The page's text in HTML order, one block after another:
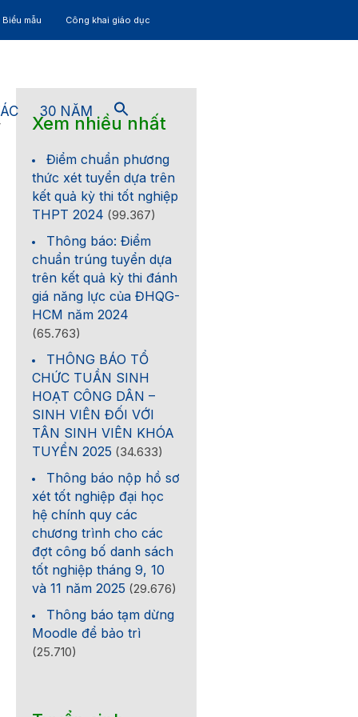
mẫu Công khai giáo dục
30 NĂM
Xem nhiều nhất
Điểm chuẩn phương
thức xét tuyển dựa trên
kết quả kỳ thi tốt nghiệp
THPT 2024 (99.367)
Thông báo: Điểm
chuẩn trúng tuyển dựa
trên kết quả kỳ thi đánh
giá năng lực của ĐHQG-
HCM năm 2024
(65.763)
THÔNG BÁO TỔ
CHỨC TUẦN SINH
HOẠT CÔNG DÂN –
SINH VIÊN ĐỐI VỚI
TÂN SINH VIÊN KHÓA
TUYỂN 2025 (34.633)
Thông báo nộp hồ sơ
xét tốt nghiệp đại học
hệ chính quy các
chương trình cho các
đợt công bố danh sách
tốt nghiệp tháng 9, 10
và 11 năm 2025 (29.676)
Thông báo tạm dừng
Moodle để bảo trì
(25.710)